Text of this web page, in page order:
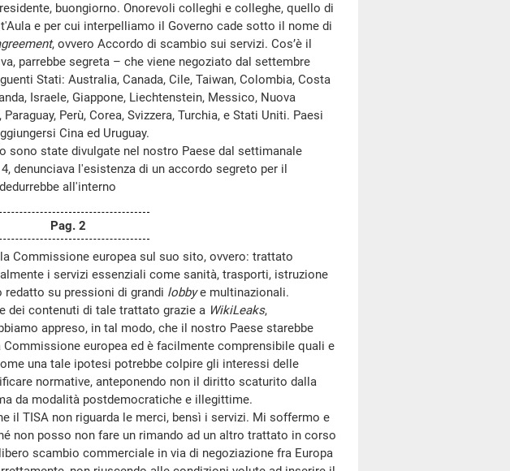
buongiorno. Onorevoli colleghi e colleghe, quello di
e per cui interpelliamo il Governo cade sotto il nome di
, ovvero Accordo di scambio sui servizi. Cos’è il
parrebbe segreta – che viene negoziato dal settembre
Stati: Australia, Canada, Cile, Taiwan, Colombia, Costa
Israele, Giappone, Liechtenstein, Messico, Nuova
Perù, Corea, Svizzera, Turchia, e Stati Uniti. Paesi
Cina ed Uruguay.
state divulgate nel nostro Paese dal settimanale
denunciava l'esistenza di un accordo segreto per il
all'interno
Pag. 2
Commissione europea sul suo sito, ovvero: trattato
i servizi essenziali come sanità, trasporti, istruzione
redatto su pressioni di grandi lobbye multinazionali.
dei contenuti di tale trattato grazie a WikiLeaks,
appreso, in tal modo, che il nostro Paese starebbe
europea ed è facilmente comprensibile quali e
una tale ipotesi potrebbe colpire gli interessi delle
normative, anteponendo non il diritto scaturito dalla
da modalità postdemocratiche e illegittime.
TISA non riguarda le merci, bensì i servizi. Mi soffermo e
non posso non fare un rimando ad un altro trattato in corso
scambio commerciale in via di negoziazione fra Europa